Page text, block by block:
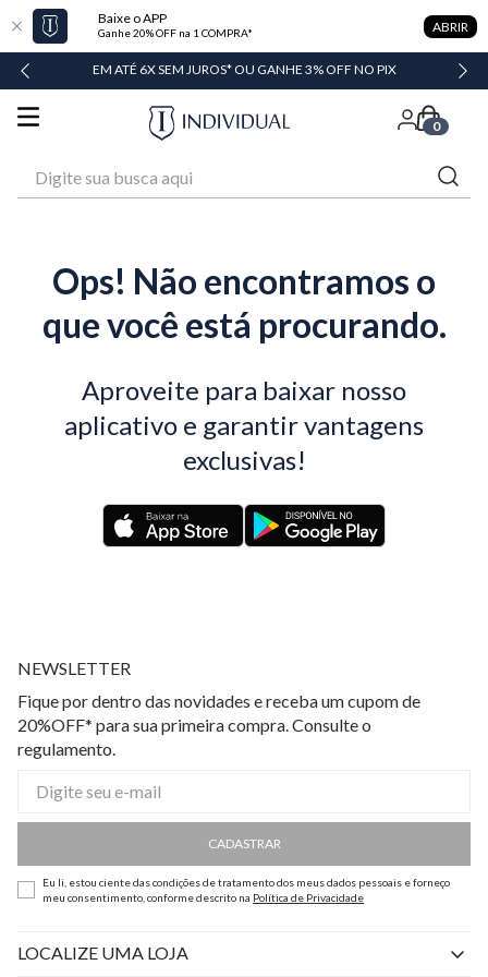
Baixe o APP
Ganhe 20% OFF na 1 COMPRA* ABRIR
EM ATÉ 6X SEM JUROS* OU GANHE 3% OFF NO PIX
0
Ops! Não encontramos o
que você está procurando.
Aproveite para baixar nosso
aplicativo e garantir vantagens
exclusivas!
NEWSLETTER
Fique por dentro das novidades e receba um cupom de
20%OFF* para sua primeira compra. Consulte o
regulamento.
CADASTRAR
Eu li, estou ciente das condições de tratamento dos meus dados pessoais e forneço
meu consentimento, conforme descrito na Política de Privacidade
LOCALIZE UMA LOJA